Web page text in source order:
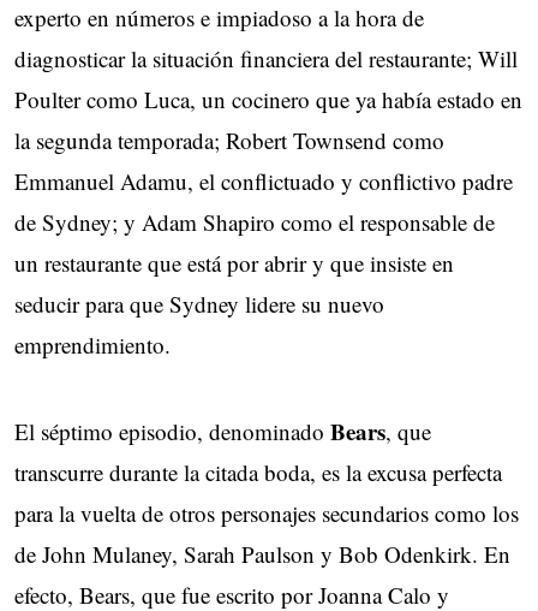
experto en números e impiadoso a la hora de
diagnosticar la situación financiera del restaurante; Will
Poulter como Luca, un cocinero que ya había estado en
la segunda temporada; Robert Townsend como
Emmanuel Adamu, el conflictuado y conflictivo padre
de Sydney; y Adam Shapiro como el responsable de
un restaurante que está por abrir y que insiste en
seducir para que Sydney lidere su nuevo
emprendimiento.
El séptimo episodio, denominado Bears, que
transcurre durante la citada boda, es la excusa perfecta
para la vuelta de otros personajes secundarios como los
de John Mulaney, Sarah Paulson y Bob Odenkirk. En
efecto, Bears, que fue escrito por Joanna Calo y